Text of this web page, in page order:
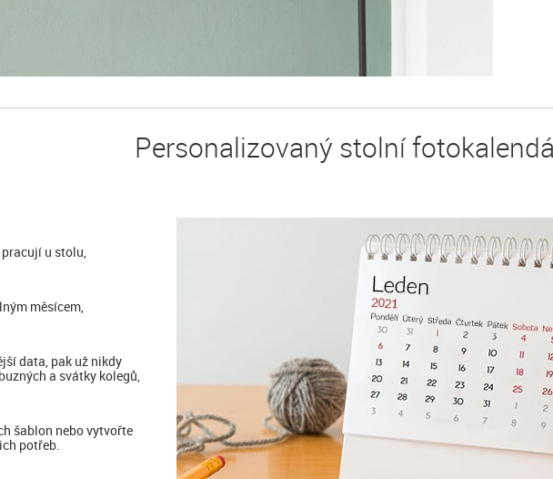
Personalizovaný stolní
pracují u stolu,
měsícem,
data, pak už nikdy
a svátky kolegů,
šablon nebo vytvořte
potřeb.